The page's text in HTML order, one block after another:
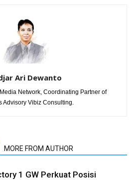
Ari Dewanto
Network, Coordinating Partner of
Advisory Vibiz Consulting.
MORE FROM AUTHOR
1 GW Perkuat Posisi